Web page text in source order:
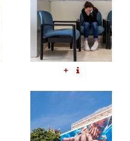
+